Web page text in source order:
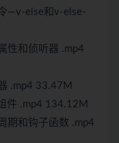
—v-else和v-else-
性和侦听器 .mp4
.mp4 33.47M
件 .mp4 134.12M
期和钩子函数 .mp4